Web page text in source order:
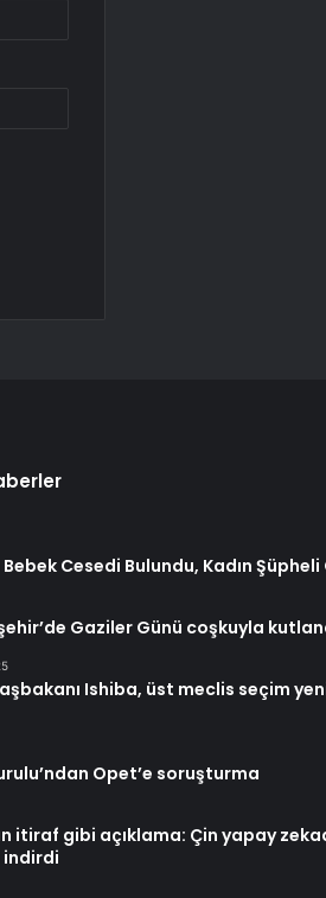
Bebek Cesedi Bulundu, Kadın
Gaziler Günü coşkuyla
Ishiba, üst meclis seçim
Opet’e soruşturma
itiraf gibi açıklama: Çin yapay
indirdi